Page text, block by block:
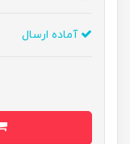
آماده ارسال